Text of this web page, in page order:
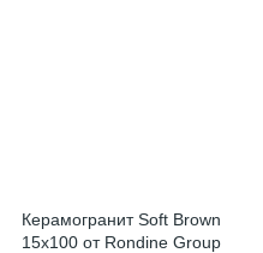
Керамогранит Soft Brown
15x100 от Rondine Group